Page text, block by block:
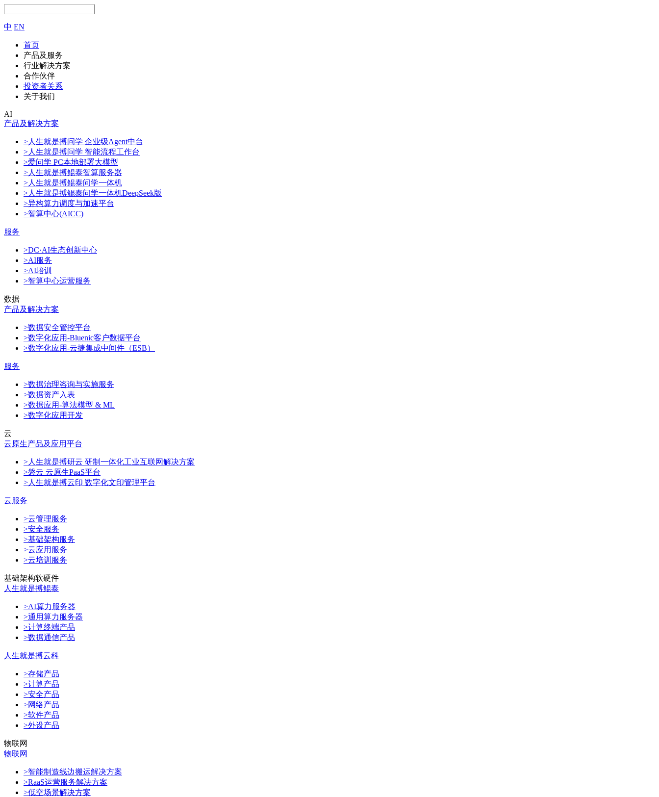
中 EN
首页
产品及服务
行业解决方案
合作伙伴
投资者关系
关于我们
AI
产品及解决方案
>人生就是搏问学 企业级Agent中台
>人生就是搏问学 智能流程工作台
>爱问学 PC本地部署大模型
>人生就是搏鲲泰智算服务器
>人生就是搏鲲泰问学一体机
>人生就是搏鲲泰问学一体机DeepSeek版
>异构算力调度与加速平台
>智算中心(AICC)
服务
>DC·AI生态创新中心
>AI服务
>AI培训
>智算中心运营服务
数据
产品及解决方案
>数据安全管控平台
>数字化应用-Bluenic客户数据平台
>数字化应用-云捷集成中间件（ESB）
服务
>数据治理咨询与实施服务
>数据资产入表
>数据应用-算法模型 & ML
>数字化应用开发
云
云原生产品及应用平台
>人生就是搏研云 研制一体化工业互联网解决方案
>磐云 云原生PaaS平台
>人生就是搏云印 数字化文印管理平台
云服务
>云管理服务
>安全服务
>基础架构服务
>云应用服务
>云培训服务
基础架构软硬件
人生就是搏鲲泰
>AI算力服务器
>通用算力服务器
>计算终端产品
>数据通信产品
人生就是搏云科
>存储产品
>计算产品
>安全产品
>网络产品
>软件产品
>外设产品
物联网
物联网
>智能制造线边搬运解决方案
>RaaS运营服务解决方案
>低空场景解决方案